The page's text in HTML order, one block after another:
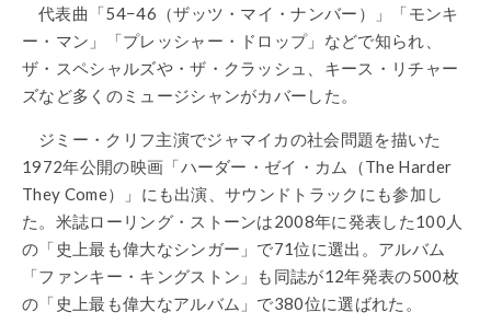
代表曲「54−46（ザッツ・マイ・ナンバー）」「モンキ
ー・マン」「プレッシャー・ドロップ」などで知られ、
ザ・スペシャルズや・ザ・クラッシュ、キース・リチャー
ズなど多くのミュージシャンがカバーした。
ジミー・クリフ主演でジャマイカの社会問題を描いた
1972年公開の映画「ハーダー・ゼイ・カム（The Harder
They Come）」にも出演、サウンドトラックにも参加し
た。米誌ローリング・ストーンは2008年に発表した100人
の「史上最も偉大なシンガー」で71位に選出。アルバム
「ファンキー・キングストン」も同誌が12年発表の500枚
の「史上最も偉大なアルバム」で380位に選ばれた。